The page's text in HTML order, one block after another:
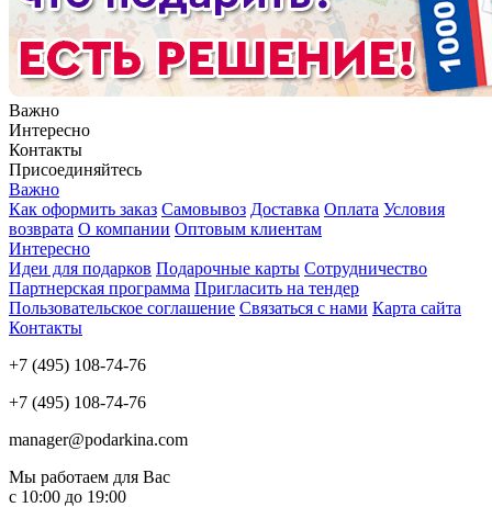
Важно
Интересно
Контакты
Присоединяйтесь
Важно
Как оформить заказ Самовывоз Доставка Оплата Условия
возврата О компании Оптовым клиентам
Интересно
Идеи для подарков Подарочные карты Сотрудничество
Партнерская программа Пригласить на тендер
Пользовательское соглашение Связаться с нами Карта сайта
Контакты
+7 (495) 108-74-76
+7 (495) 108-74-76
manager@podarkina.com
Мы работаем для Вас
с 10:00 до 19:00